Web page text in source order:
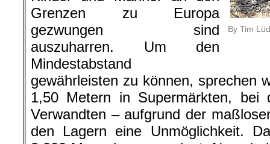
By Tim
Grenzen zu Europa
gezwungen sind
auszuharren. Um den
Mindestabstand
gewährleisten zu können, sprechen
1,50 Metern in Supermärkten,
Verwandten – aufgrund der
den Lagern eine Unmöglichkeit.